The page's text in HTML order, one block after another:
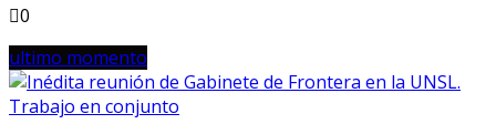
0
ultimo momento